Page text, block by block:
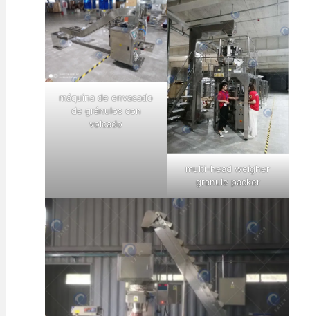
máquina de envasado
de gránulos con
volcado
multi-head weigher
granule packer